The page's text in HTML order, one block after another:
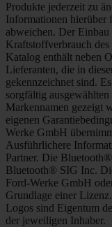
Produkte jederzeit zu
Informationen hierüber
abweichen. Der
Kraftstoffverbrauch
Katalog enthält neben
Lieferanten, die in
gekennzeichnet sind.
sorgfältig
Markennamen gezeigt
eigenen
Werke GmbH
Ausführlichere
Partner. Die
Bluetooth® SIG Inc.
Ford-Werke GmbH
Grundlage einer
Logos sind Eigentum
der jeweiligen Inhaber.